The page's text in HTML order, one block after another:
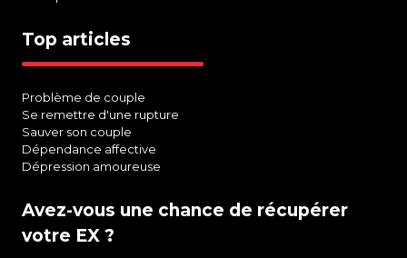
Top articles
Problème de couple
Se remettre d'une rupture
Sauver son couple
Dépendance affective
Dépression amoureuse
Avez-vous une chance de récupérer
votre EX ?